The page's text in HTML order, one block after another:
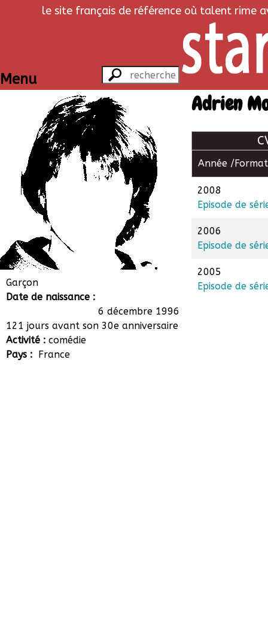
le site français de référence où talent rime
Menu
Adrien Monange
Garçon
Date de naissance :
6 décembre 1996
121 jours avant son 30e anniversaire
Activité : comédie
Pays : France
Adrien
Année / Format
2008
Episode de
2006
Episode de
2005
Episode de